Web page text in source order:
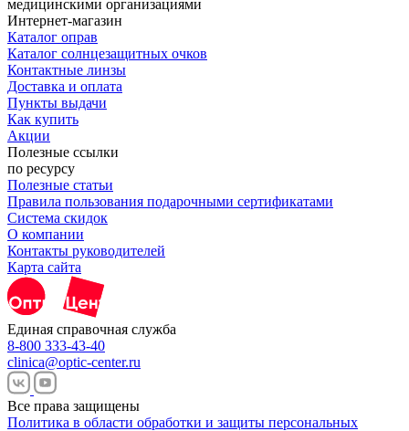
Интернет-магазин
Каталог оправ
Каталог солнцезащитных очков
Контактные линзы
Доставка и оплата
Пункты выдачи
Как купить
Акции
Полезные ссылки
по ресурсу
Полезные статьи
Правила пользования подарочными сертификатами
Система скидок
О компании
Контакты руководителей
Карта сайта
Единая справочная служба
8-800 333-43-40
clinica@optic-center.ru
Все права защищены
Политика в области обработки и защиты персональных